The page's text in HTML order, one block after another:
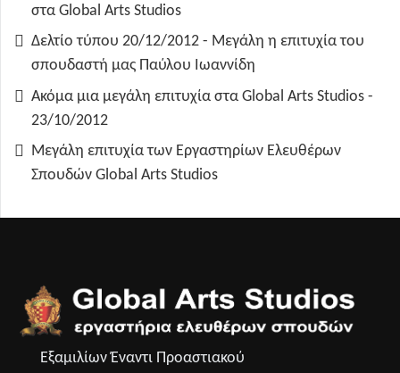
στα Global Arts Studios
Δελτίο τύπου 20/12/2012 - Μεγάλη η επιτυχία του
σπουδαστή μας Παύλου Ιωαννίδη
Ακόμα μια μεγάλη επιτυχία στα Global Arts Studios -
23/10/2012
Μεγάλη επιτυχία των Εργαστηρίων Ελευθέρων
Σπουδών Global Arts Studios
Εξαμιλίων Έναντι Προαστιακού